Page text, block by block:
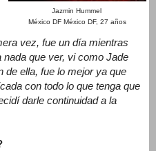
Jazmin Hummel
México DF México DF, 27 años
vez, fue un día mientras
que ver, vi como Jade
de ella, fue lo mejor ya que
con todo lo que tenga que
darle continuidad a la